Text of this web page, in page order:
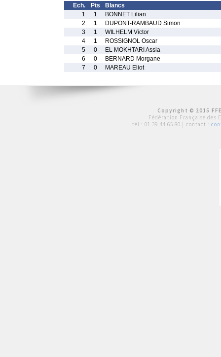
Ech. Pts
Blancs
1
1
BONNET Lilian
2
1
DUPONT-RAMBAUD Simon
3
1
WILHELM Victor
4
1
ROSSIGNOL Oscar
5
0
EL MOKHTARI Assia
6
0
BERNARD Morgane
7
0 MAREAU Eliot
Copyright © 2015
Fédération Française des
tél : 01 39 44 65 80 | contact :